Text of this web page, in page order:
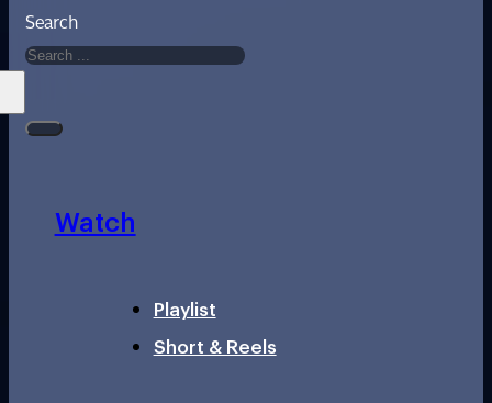
Search
Watch
Playlist
Short & Reels